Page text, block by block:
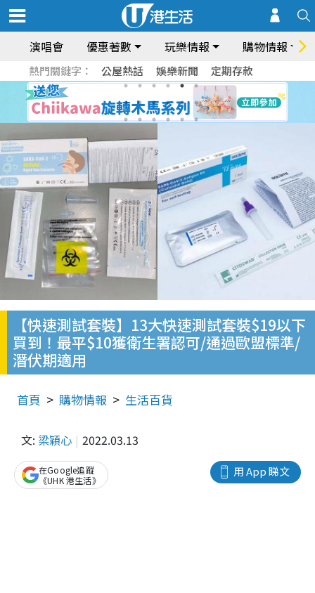
演唱會 優惠著數 玩樂情報 購物情報
熱門關鍵字： 公屋熱話 娛樂新聞 定期存款
【快速測試套裝】13大快速測試套裝$19以下
買到！最平$10獲衛生署認可/通過歐盟標準/
潛伏期適用
首頁 購物情報 生活百貨
文: 梁穎心 2022.03.13
用 App 睇文
在Google追蹤
《UHK 港生活》